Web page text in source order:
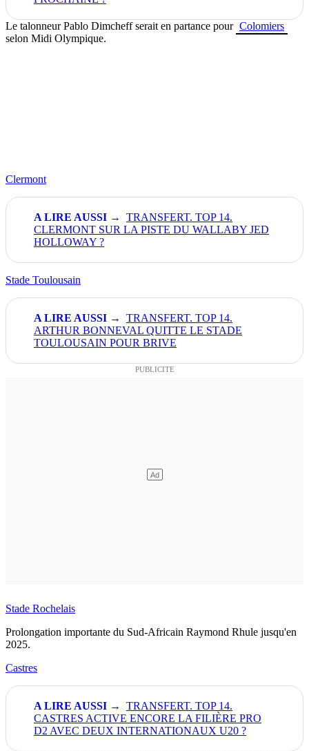
Le talonneur Pablo Dimcheff serait en partance pour Colomiers
selon Midi Olympique.
Clermont
TRANSFERT. TOP 14.
CLERMONT SUR LA PISTE DU WALLABY JED
HOLLOWAY ?
Stade Toulousain
TRANSFERT. TOP 14.
ARTHUR BONNEVAL QUITTE LE STADE
TOULOUSAIN POUR BRIVE
Stade Rochelais
Prolongation importante du Sud-Africain Raymond Rhule jusqu'en
2025.
Castres
TRANSFERT. TOP 14.
CASTRES ACTIVE ENCORE LA FILIÈRE PRO
D2 AVEC DEUX INTERNATIONAUX U20 ?